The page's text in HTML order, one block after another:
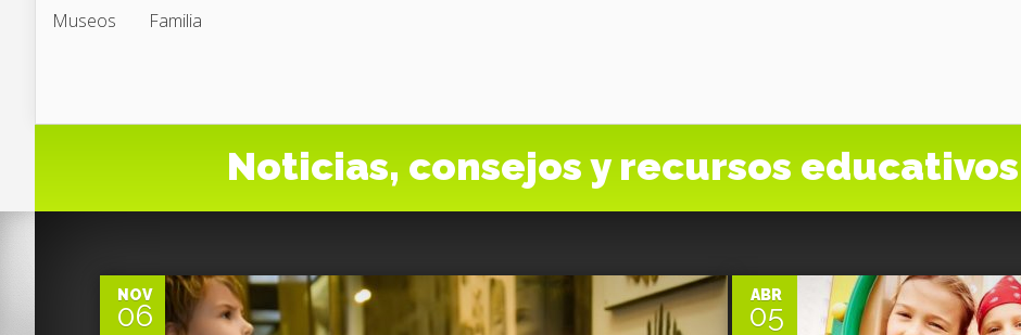
Museos Familia
Noticias, consejos y recursos
NOV
06
ABR
05